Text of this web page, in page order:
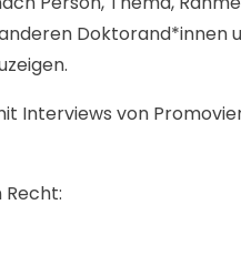
Doktorand*innen
Interviews von